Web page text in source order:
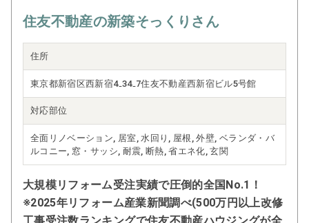
住友不動産の新築そっくりさん
住所
東京都新宿区西新宿4₋34₋7住友不動産西新宿ビル5号館
対応部位
全面リノベーション, 居室, 水回り, 屋根, 外壁, ベランダ・バ
ルコニー, 窓・サッシ, 耐震, 断熱, 省エネ化, 玄関
大規模リフォーム受注実績で圧倒的全国No.1！
※2025年リフォーム産業新聞調べ(500万円以上改修